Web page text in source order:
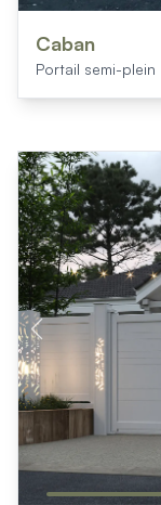
Caban
Portail semi-plein